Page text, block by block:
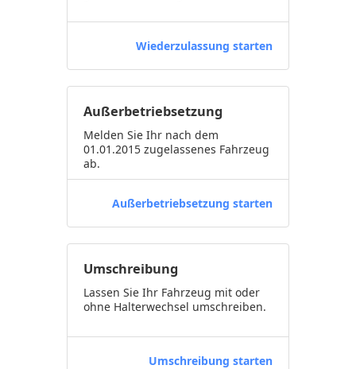
Wiederzulassung starten
Außerbetriebsetzung
Melden Sie Ihr nach dem
01.01.2015 zugelassenes Fahrzeug
ab.
Außerbetriebsetzung starten
Umschreibung
Lassen Sie Ihr Fahrzeug mit oder
ohne Halterwechsel umschreiben.
Umschreibung starten